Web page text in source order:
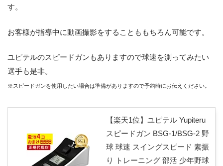
す。
お客様が指導中に動画撮影をすることももちろん可能です。
ユピテルのスピードガンもありますので球速を測ってみたい
選手も是非。
※スピードガンを使用したい場合は準備がありますので予約時にお伝えください。
【楽天1位】ユピテル Yupiteru
スピードガン BSG-1/BSG-2 野
球 球速 スイングスピード 素振
り トレーニング 部活 少年野球